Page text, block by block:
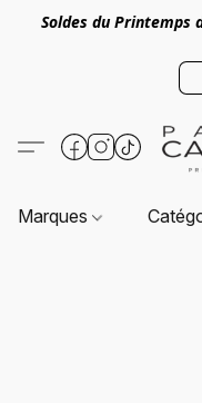
Soldes du Printemps
Marques